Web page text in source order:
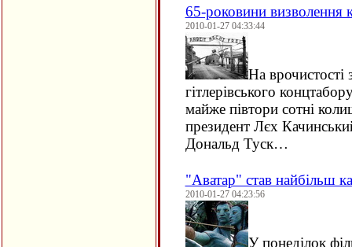
65-роковини визволення
2010-01-27 04:33:44
На врочистості
гітлерівського
майже півтори сотні
президент Лєх
Дональд Туск…
"Аватар" став найбільш
2010-01-27 04:23:56
У понеділок